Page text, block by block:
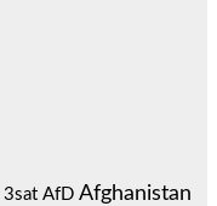
3sat AfD Afghanistan